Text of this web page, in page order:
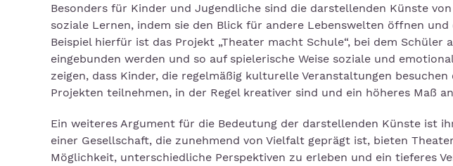
Besonders für Kinder und Jugendliche sind die darstellenden Künste
soziale Lernen, indem sie den Blick für andere Lebenswelten öffnen
Beispiel hierfür ist das Projekt „Theater macht Schule“, bei dem
eingebunden werden und so auf spielerische Weise soziale und
zeigen, dass Kinder, die regelmäßig kulturelle Veranstaltungen
Projekten teilnehmen, in der Regel kreativer sind und ein höheres Maß
Ein weiteres Argument für die Bedeutung der darstellenden Künste ist
einer Gesellschaft, die zunehmend von Vielfalt geprägt ist, bieten
Möglichkeit, unterschiedliche Perspektiven zu erleben und ein tieferes